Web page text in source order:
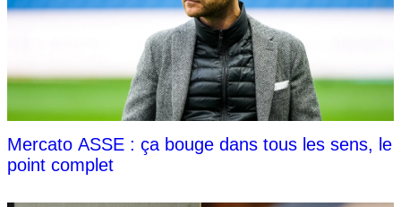
Mercato ASSE : ça bouge dans tous les sens, le
point complet